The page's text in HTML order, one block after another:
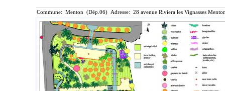
Commune: Menton (Dép.06) Adresse: 28 avenue Riviera les Vignasses